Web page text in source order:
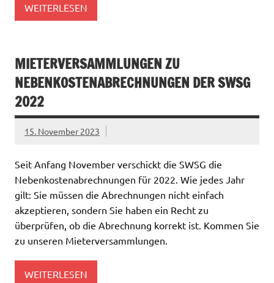
WEITERLESEN
MIETERVERSAMMLUNGEN ZU
NEBENKOSTENABRECHNUNGEN DER SWSG
2022
15. November 2023
Seit Anfang November verschickt die SWSG die
Nebenkostenabrechnungen für 2022. Wie jedes Jahr
gilt: Sie müssen die Abrechnungen nicht einfach
akzeptieren, sondern Sie haben ein Recht zu
überprüfen, ob die Abrechnung korrekt ist. Kommen Sie
zu unseren Mieterversammlungen.
WEITERLESEN